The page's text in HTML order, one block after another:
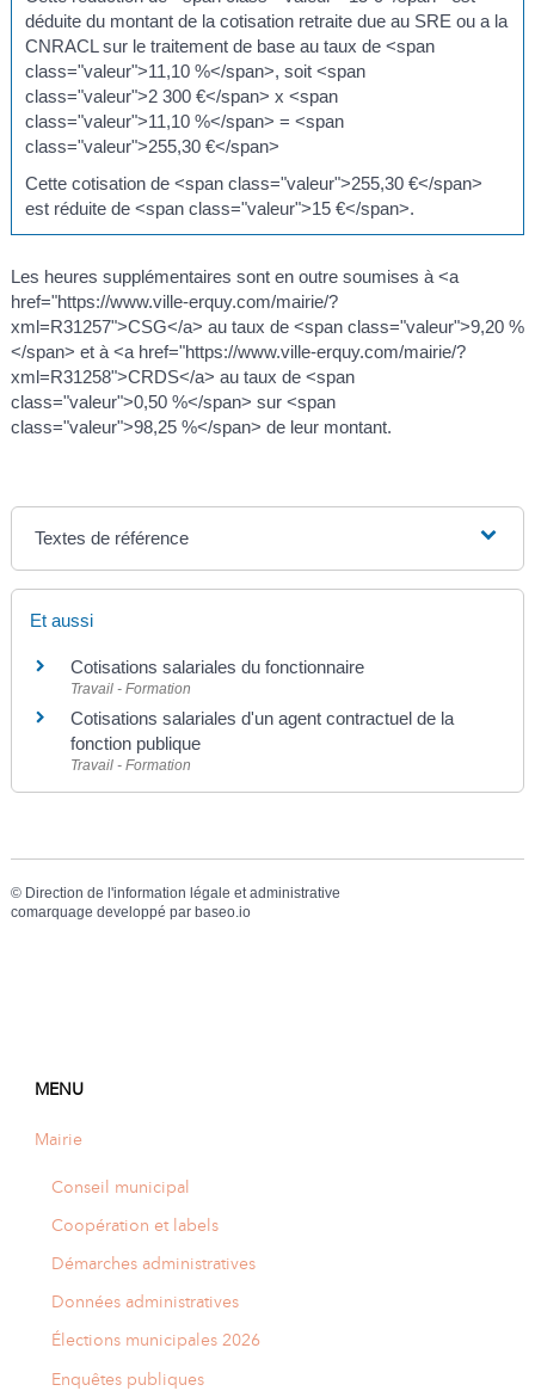
déduite du montant de la cotisation retraite due au SRE ou a la
CNRACL sur le traitement de base au taux de <span
class="valeur">11,10 %</span>, soit <span
class="valeur">2 300 €</span> x <span
class="valeur">11,10 %</span> = <span
class="valeur">255,30 €</span>
Cette cotisation de <span class="valeur">255,30 €</span>
est réduite de <span class="valeur">15 €</span>.
Les heures supplémentaires sont en outre soumises à <a
href="https://www.ville-erquy.com/mairie/?
xml=R31257">CSG</a> au taux de <span class="valeur">9,20 %
</span> et à <a href="https://www.ville-erquy.com/mairie/?
xml=R31258">CRDS</a> au taux de <span
class="valeur">0,50 %</span> sur <span
class="valeur">98,25 %</span> de leur montant.
Textes de référence
Et aussi
Cotisations salariales du fonctionnaire
Travail - Formation
Cotisations salariales d'un agent contractuel de la
fonction publique
Travail - Formation
© Direction de l'information légale et administrative
comarquage developpé par baseo.io
MENU
Mairie
Conseil municipal
Coopération et labels
Démarches administratives
Données administratives
Élections municipales 2026
Enquêtes publiques